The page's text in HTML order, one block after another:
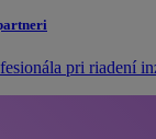
pri riadení